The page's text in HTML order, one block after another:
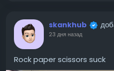
skankhub
23 дня назад
Rock paper scissors suck